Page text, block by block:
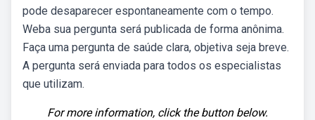
pode desaparecer espontaneamente com o tempo.
Weba sua pergunta será publicada de forma anônima.
Faça uma pergunta de saúde clara, objetiva seja breve.
A pergunta será enviada para todos os especialistas
que utilizam.
For more information, click the button below.